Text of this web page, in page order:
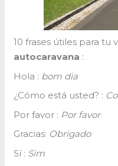
10 frases útiles para tu
autocaravana :
Hola : bom dia
¿Cómo está usted? :
Por favor : Por favor
Gracias: Obrigado
Sí : Sim